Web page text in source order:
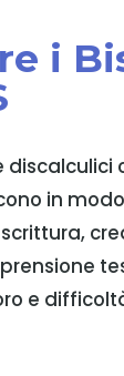
i
in
e